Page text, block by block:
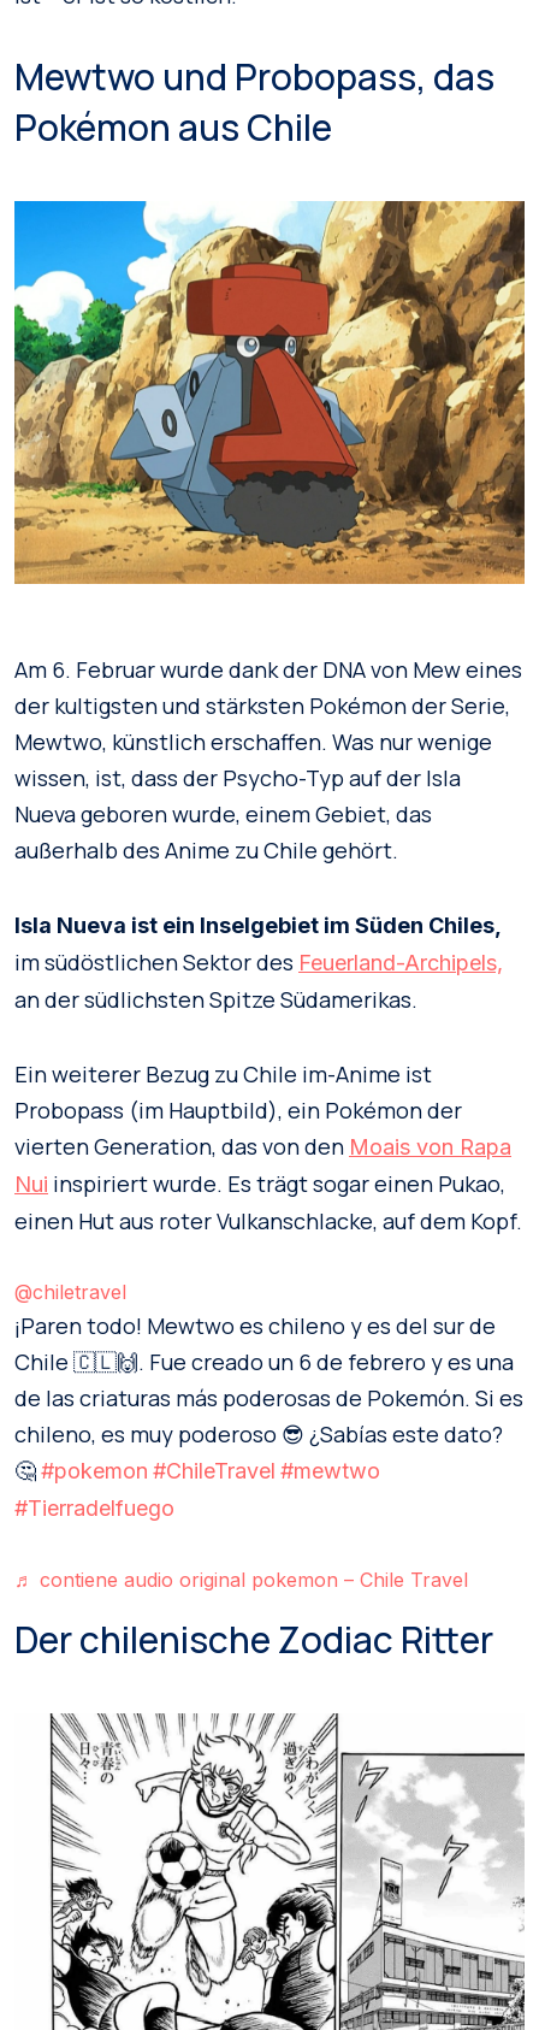
Mewtwo und Probopass, das
Pokémon aus Chile
Am 6. Februar wurde dank der DNA von Mew eines
der kultigsten und stärksten Pokémon der Serie,
Mewtwo, künstlich erschaffen. Was nur wenige
wissen, ist, dass der Psycho-Typ auf der Isla
Nueva geboren wurde, einem Gebiet, das
außerhalb des Anime zu Chile gehört.
Isla Nueva ist ein Inselgebiet im Süden Chiles,
im südöstlichen Sektor des Feuerland-Archipels,
an der südlichsten Spitze Südamerikas.
Ein weiterer Bezug zu Chile im-Anime ist
Probopass (im Hauptbild), ein Pokémon der
vierten Generation, das von den Moais von Rapa
Nui inspiriert wurde. Es trägt sogar einen Pukao,
einen Hut aus roter Vulkanschlacke, auf dem Kopf.
@chiletravel
¡Paren todo! Mewtwo es chileno y es del sur de
Chile 🇨🇱🙌. Fue creado un 6 de febrero y es una
de las criaturas más poderosas de Pokemón. Si es
chileno, es muy poderoso 😎 ¿Sabías este dato?
🤔#pokemon #ChileTravel #mewtwo
#Tierradelfuego
♬ contiene audio original pokemon – Chile Travel
Der chilenische Zodiac Ritter